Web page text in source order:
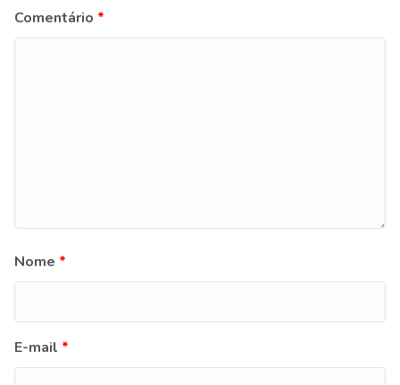
Comentário *
Nome *
E-mail *